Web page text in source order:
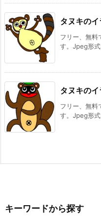
タヌキのイ
フリー、無料
す。Jpeg形
タヌキのイ
フリー、無料
す。Jpeg形
キーワードから探す